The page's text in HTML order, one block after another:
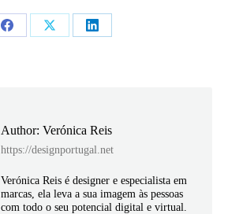
Share
Share
Share
Author: Verónica Reis
https://designportugal.net
Verónica Reis é designer e especialista em
marcas, ela leva a sua imagem às pessoas
com todo o seu potencial digital e virtual.